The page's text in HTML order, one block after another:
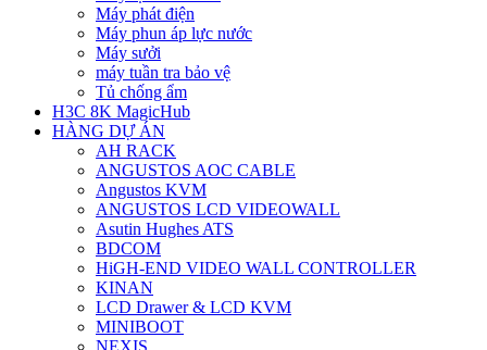
Máy phát điện
Máy phun áp lực nước
Máy sưởi
máy tuần tra bảo vệ
Tủ chống ẩm
H3C 8K MagicHub
HÀNG DỰ ÁN
AH RACK
ANGUSTOS AOC CABLE
Angustos KVM
ANGUSTOS LCD VIDEOWALL
Asutin Hughes ATS
BDCOM
HiGH-END VIDEO WALL CONTROLLER
KINAN
LCD Drawer & LCD KVM
MINIBOOT
NEXIS